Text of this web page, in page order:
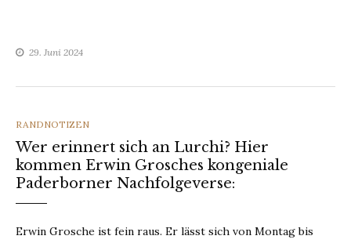
29. Juni 2024
CATEGORIES
RANDNOTIZEN
Wer erinnert sich an Lurchi? Hier
kommen Erwin Grosches kongeniale
Paderborner Nachfolgeverse:
Erwin Grosche ist fein raus. Er lässt sich von Montag bis